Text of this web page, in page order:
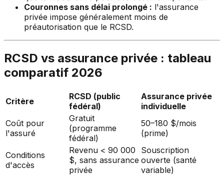
Couronnes sans délai prolongé : l'assurance
privée impose généralement moins de
préautorisation que le RCSD.
RCSD vs assurance privée : tableau
comparatif 2026
Critère
RCSD (public
fédéral)
Assurance privée
individuelle
Coût pour
l'assuré
Gratuit
(programme
fédéral)
50–180 $/mois
(prime)
Conditions
d'accès
Revenu < 90 000
$, sans assurance
privée
Souscription
ouverte (santé
variable)